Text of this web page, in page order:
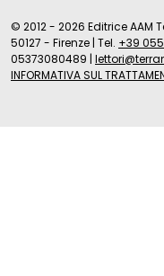
© 2012 - 2026 Editrice AAM
50127 - Firenze | Tel. +39
05373080489 |
INFORMATIVA SUL